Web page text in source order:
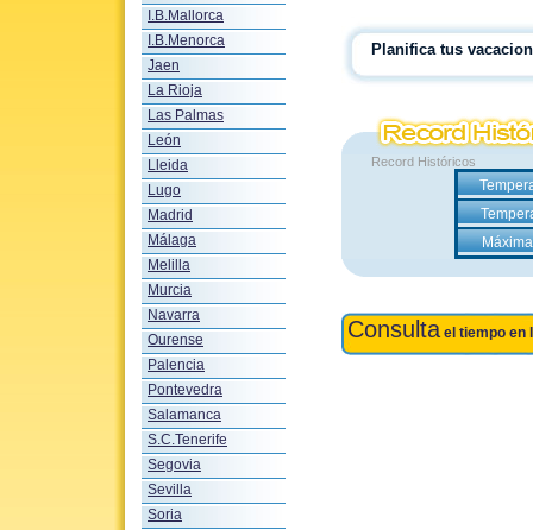
I.B.Mallorca
I.B.Menorca
Jaen
La Rioja
Las Palmas
León
Lleida
Lugo
Madrid
Málaga
Melilla
Murcia
Navarra
Ourense
Palencia
Pontevedra
Salamanca
S.C.Tenerife
Segovia
Sevilla
Soria
Planifica tus
Record Históricos
Consulta el tiempo en